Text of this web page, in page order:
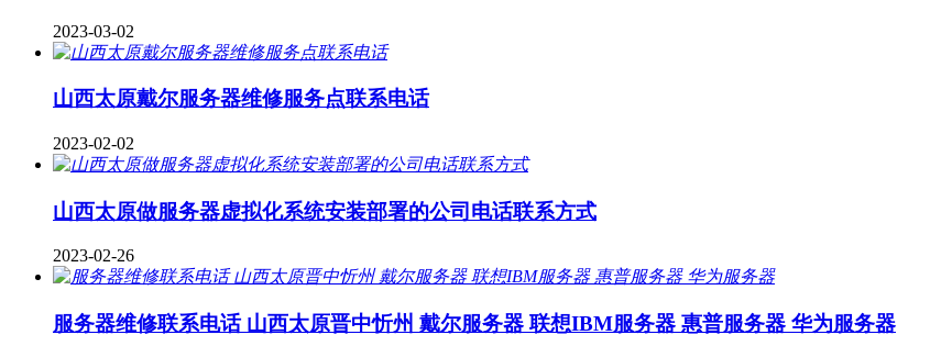
2023-03-02
山西太原戴尔服务器维修服务点联系电话
2023-02-02
山西太原做服务器虚拟化系统安装部署的公司电话联系方式
2023-02-26
服务器维修联系电话 山西太原晋中忻州 戴尔服务器 联想IBM服务器 惠普服务器 华为服务器